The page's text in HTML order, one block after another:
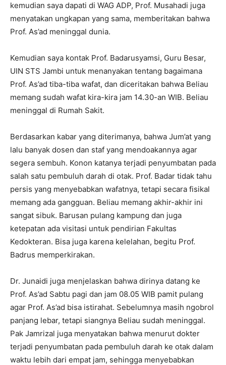
kemudian saya dapati di WAG ADP, Prof. Musahadi juga
menyatakan ungkapan yang sama, memberitakan bahwa
Prof. As’ad meninggal dunia.
Kemudian saya kontak Prof. Badarusyamsi, Guru Besar,
UIN STS Jambi untuk menanyakan tentang bagaimana
Prof. As’ad tiba-tiba wafat, dan diceritakan bahwa Beliau
memang sudah wafat kira-kira jam 14.30-an WIB. Beliau
meninggal di Rumah Sakit.
Berdasarkan kabar yang diterimanya, bahwa Jum’at yang
lalu banyak dosen dan staf yang mendoakannya agar
segera sembuh. Konon katanya terjadi penyumbatan pada
salah satu pembuluh darah di otak. Prof. Badar tidak tahu
persis yang menyebabkan wafatnya, tetapi secara fisikal
memang ada gangguan. Beliau memang akhir-akhir ini
sangat sibuk. Barusan pulang kampung dan juga
ketepatan ada visitasi untuk pendirian Fakultas
Kedokteran. Bisa juga karena kelelahan, begitu Prof.
Badrus memperkirakan.
Dr. Junaidi juga menjelaskan bahwa dirinya datang ke
Prof. As’ad Sabtu pagi dan jam 08.05 WIB pamit pulang
agar Prof. As’ad bisa istirahat. Sebelumnya masih ngobrol
panjang lebar, tetapi siangnya Beliau sudah meninggal.
Pak Jamrizal juga menyatakan bahwa menurut dokter
terjadi penyumbatan pada pembuluh darah ke otak dalam
waktu lebih dari empat jam, sehingga menyebabkan